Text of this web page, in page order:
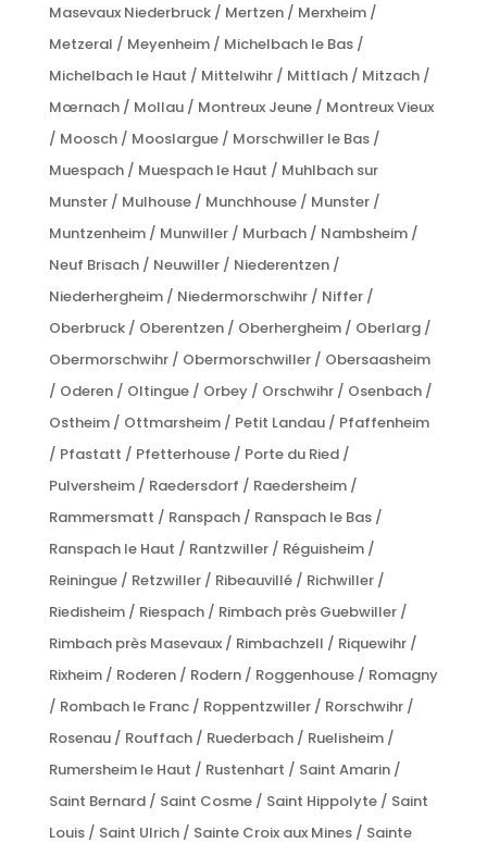
Masevaux Niederbruck / Mertzen / Merxheim /
Metzeral / Meyenheim / Michelbach le Bas /
Michelbach le Haut / Mittelwihr / Mittlach / Mitzach /
Mœrnach / Mollau / Montreux Jeune / Montreux Vieux
/ Moosch / Mooslargue / Morschwiller le Bas /
Muespach / Muespach le Haut / Muhlbach sur
Munster / Mulhouse / Munchhouse / Munster /
Muntzenheim / Munwiller / Murbach / Nambsheim /
Neuf Brisach / Neuwiller / Niederentzen /
Niederhergheim / Niedermorschwihr / Niffer /
Oberbruck / Oberentzen / Oberhergheim / Oberlarg /
Obermorschwihr / Obermorschwiller / Obersaasheim
/ Oderen / Oltingue / Orbey / Orschwihr / Osenbach /
Ostheim / Ottmarsheim / Petit Landau / Pfaffenheim
/ Pfastatt / Pfetterhouse / Porte du Ried /
Pulversheim / Raedersdorf / Raedersheim /
Rammersmatt / Ranspach / Ranspach le Bas /
Ranspach le Haut / Rantzwiller / Réguisheim /
Reiningue / Retzwiller / Ribeauvillé / Richwiller /
Riedisheim / Riespach / Rimbach près Guebwiller /
Rimbach près Masevaux / Rimbachzell / Riquewihr /
Rixheim / Roderen / Rodern / Roggenhouse / Romagny
/ Rombach le Franc / Roppentzwiller / Rorschwihr /
Rosenau / Rouffach / Ruederbach / Ruelisheim /
Rumersheim le Haut / Rustenhart / Saint Amarin /
Saint Bernard / Saint Cosme / Saint Hippolyte / Saint
Louis / Saint Ulrich / Sainte Croix aux Mines / Sainte